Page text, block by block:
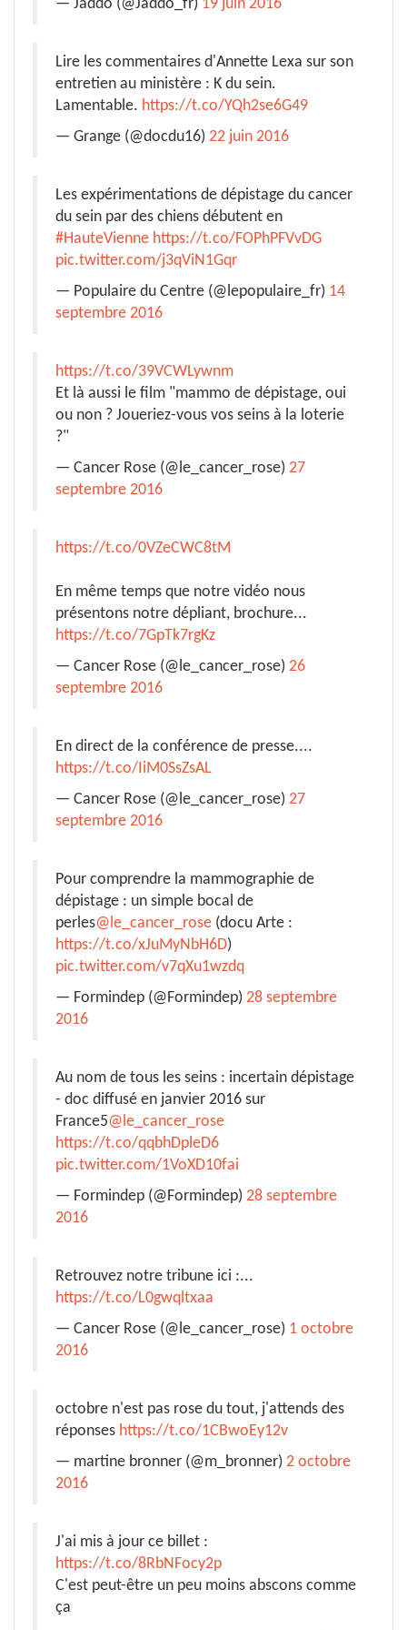
— Jaddo (@Jaddo_fr) 19 juin 2016
Lire les commentaires d'Annette Lexa sur son
entretien au ministère : K du sein.
Lamentable. https://t.co/YQh2se6G49
— Grange (@docdu16) 22 juin 2016
Les expérimentations de dépistage du cancer
du sein par des chiens débutent en
#HauteVienne https://t.co/FOPhPFVvDG
pic.twitter.com/j3qViN1Gqr
— Populaire du Centre (@lepopulaire_fr) 14
septembre 2016
https://t.co/39VCWLywnm
Et là aussi le film "mammo de dépistage, oui
ou non ? Joueriez-vous vos seins à la loterie
?"
— Cancer Rose (@le_cancer_rose) 27
septembre 2016
https://t.co/0VZeCWC8tM
En même temps que notre vidéo nous
présentons notre dépliant, brochure...
https://t.co/7GpTk7rgKz
— Cancer Rose (@le_cancer_rose) 26
septembre 2016
En direct de la conférence de presse....
https://t.co/IiM0SsZsAL
— Cancer Rose (@le_cancer_rose) 27
septembre 2016
Pour comprendre la mammographie de
dépistage : un simple bocal de
perles@le_cancer_rose (docu Arte :
https://t.co/xJuMyNbH6D)
pic.twitter.com/v7qXu1wzdq
— Formindep (@Formindep) 28 septembre
2016
Au nom de tous les seins : incertain dépistage
- doc diffusé en janvier 2016 sur
France5@le_cancer_rose
https://t.co/qqbhDpleD6
pic.twitter.com/1VoXD10fai
— Formindep (@Formindep) 28 septembre
2016
Retrouvez notre tribune ici :...
https://t.co/L0gwqltxaa
— Cancer Rose (@le_cancer_rose) 1 octobre
2016
octobre n'est pas rose du tout, j'attends des
réponses https://t.co/1CBwoEy12v
— martine bronner (@m_bronner) 2 octobre
2016
J'ai mis à jour ce billet :
https://t.co/8RbNFocy2p
C'est peut-être un peu moins abscons comme
ça